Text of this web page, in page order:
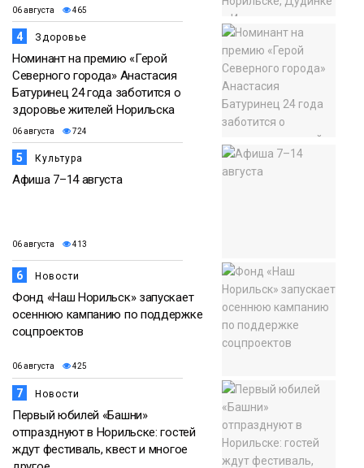
06 августа 465
4 Здоровье
Номинант на премию «Герой
Северного города» Анастасия
Батуринец 24 года заботится о
здоровье жителей Норильска
06 августа 724
5 Культура
Афиша 7–14 августа
06 августа 413
6 Новости
Фонд «Наш Норильск» запускает
осеннюю кампанию по поддержке
соцпроектов
06 августа 425
7 Новости
Первый юбилей «Башни»
отпразднуют в Норильске: гостей
ждут фестиваль, квест и многое